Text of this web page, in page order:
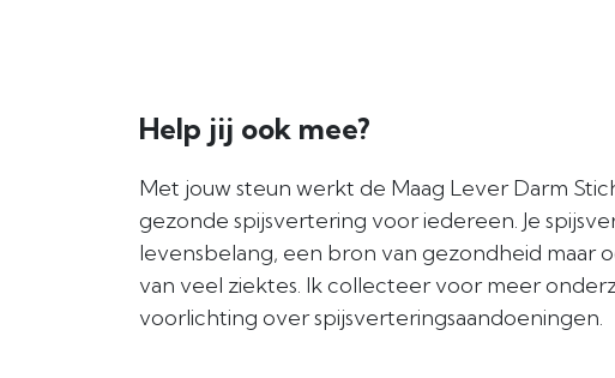
Help jij ook mee?
Met jouw steun werkt de Maag Lever Darm
gezonde spijsvertering voor iedereen. Je
levensbelang, een bron van gezondheid maar
van veel ziektes. Ik collecteer voor meer
voorlichting over spijsverteringsaandoeningen.